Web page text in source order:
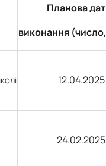
Планова
виконання
12.04.2025
24.02.2025